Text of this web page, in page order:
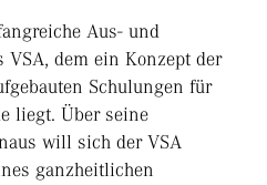
Aus- und
VSA, dem ein Konzept der
Schulungen für
liegt. Über seine
will sich der VSA
ganzheitlichen